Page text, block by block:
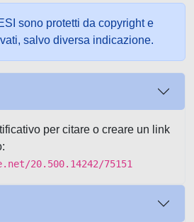
sono protetti da copyright e
salvo diversa indicazione.
per citare o creare un link
20.500.14242/75151